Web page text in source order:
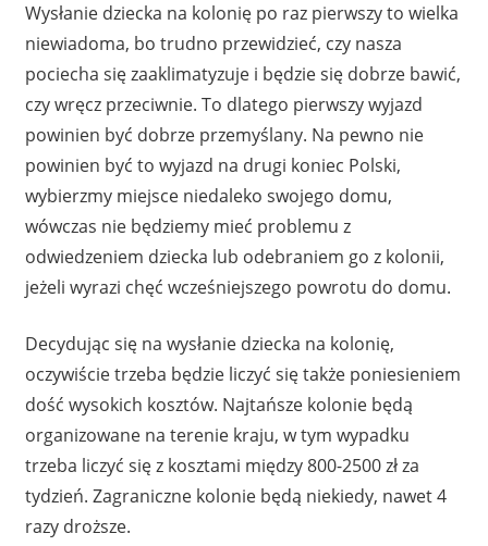
Wysłanie dziecka na kolonię po raz pierwszy to wielka
niewiadoma, bo trudno przewidzieć, czy nasza
pociecha się zaaklimatyzuje i będzie się dobrze bawić,
czy wręcz przeciwnie. To dlatego pierwszy wyjazd
powinien być dobrze przemyślany. Na pewno nie
powinien być to wyjazd na drugi koniec Polski,
wybierzmy miejsce niedaleko swojego domu,
wówczas nie będziemy mieć problemu z
odwiedzeniem dziecka lub odebraniem go z kolonii,
jeżeli wyrazi chęć wcześniejszego powrotu do domu.
Decydując się na wysłanie dziecka na kolonię,
oczywiście trzeba będzie liczyć się także poniesieniem
dość wysokich kosztów. Najtańsze kolonie będą
organizowane na terenie kraju, w tym wypadku
trzeba liczyć się z kosztami między 800-2500 zł za
tydzień. Zagraniczne kolonie będą niekiedy, nawet 4
razy droższe.